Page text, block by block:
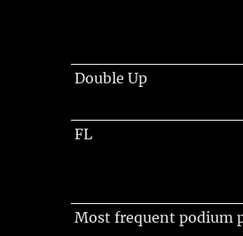
Double Up
FL
Most frequent podium